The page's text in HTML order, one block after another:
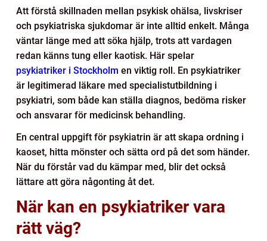
Att förstå skillnaden mellan psykisk ohälsa, livskriser
och psykiatriska sjukdomar är inte alltid enkelt. Många
väntar länge med att söka hjälp, trots att vardagen
redan känns tung eller kaotisk. Här spelar
psykiatriker i Stockholm en viktig roll. En psykiatriker
är legitimerad läkare med specialistutbildning i
psykiatri, som både kan ställa diagnos, bedöma risker
och ansvarar för medicinsk behandling.
En central uppgift för psykiatrin är att skapa ordning i
kaoset, hitta mönster och sätta ord på det som händer.
När du förstår vad du kämpar med, blir det också
lättare att göra någonting åt det.
När kan en psykiatriker vara
rätt väg?